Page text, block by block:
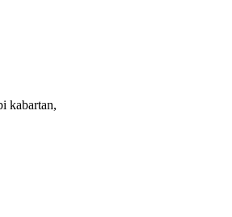
kabartan,